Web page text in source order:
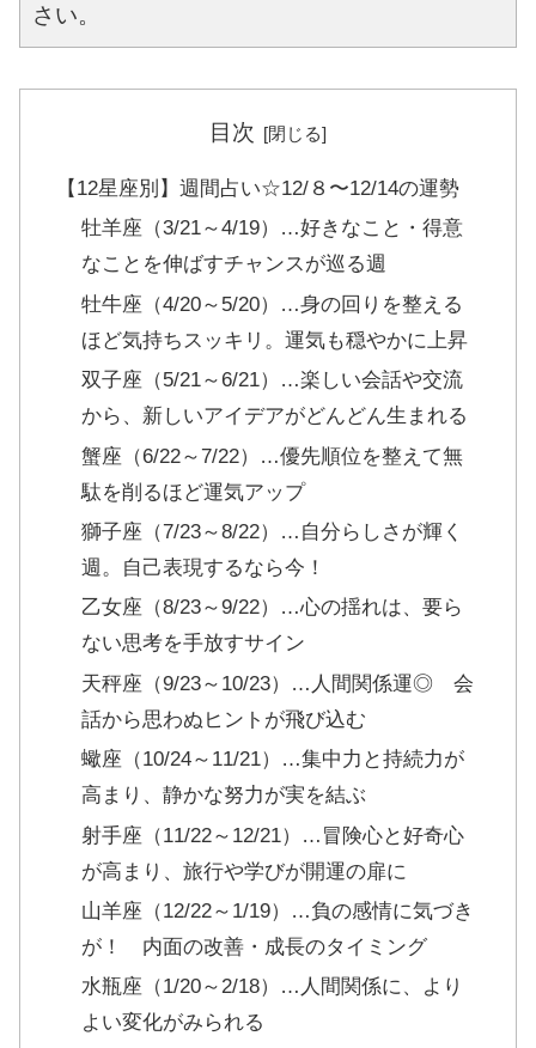
さい。
目次
【12星座別】週間占い☆12/８〜12/14の運勢
牡羊座（3/21～4/19）…好きなこと・得意
なことを伸ばすチャンスが巡る週
牡牛座（4/20～5/20）…身の回りを整える
ほど気持ちスッキリ。運気も穏やかに上昇
双子座（5/21～6/21）…楽しい会話や交流
から、新しいアイデアがどんどん生まれる
蟹座（6/22～7/22）…優先順位を整えて無
駄を削るほど運気アップ
獅子座（7/23～8/22）…自分らしさが輝く
週。自己表現するなら今！
乙女座（8/23～9/22）…心の揺れは、要ら
ない思考を手放すサイン
天秤座（9/23～10/23）…人間関係運◎ 会
話から思わぬヒントが飛び込む
蠍座（10/24～11/21）…集中力と持続力が
高まり、静かな努力が実を結ぶ
射手座（11/22～12/21）…冒険心と好奇心
が高まり、旅行や学びが開運の扉に
山羊座（12/22～1/19）…負の感情に気づき
が！ 内面の改善・成長のタイミング
水瓶座（1/20～2/18）…人間関係に、より
よい変化がみられる